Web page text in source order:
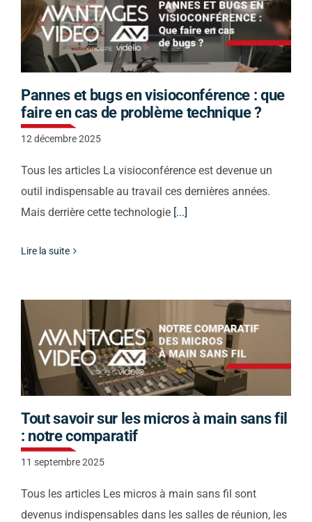
Pannes et bugs en visioconférence : que
faire en cas de problème technique ?
12 décembre 2025
Tous les articles La visioconférence est devenue un
outil indispensable au travail ces dernières années.
Mais derrière cette technologie [...]
Lire la suite
Tout savoir sur les micros à main sans fil
: notre comparatif
11 septembre 2025
Tous les articles Les micros à main sans fil sont
devenus indispensables dans les salles de réunion, les